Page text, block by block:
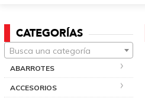
CATEGORÍAS
Busca una categoría
ABARROTES
ACCESORIOS